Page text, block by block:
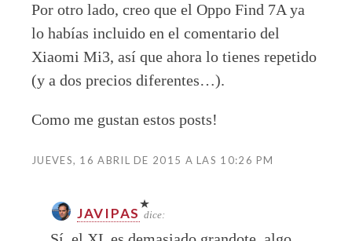
Por otro lado, creo que el Oppo Find 7A ya
lo habías incluido en el comentario del
Xiaomi Mi3, así que ahora lo tienes repetido
(y a dos precios diferentes…).
Como me gustan estos posts!
JUEVES, 16 ABRIL DE 2015 A LAS 10:26 PM
JAVIPAS dice: